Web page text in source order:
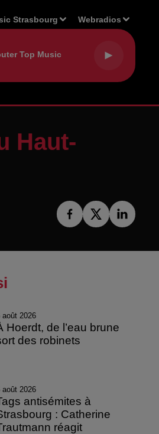
Strasbourg Webradios
Haut-
août 2026
Hoerdt, de l’eau brune
des robinets
août 2026
antisémites à
: Catherine
réagit